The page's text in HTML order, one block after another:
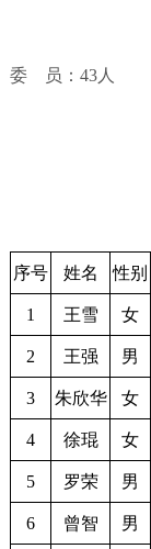
委 员：43 人
序号 姓名 性别
1 王雪 女
2 王强 男
3 朱欣华 女
4 徐琨 女
5 罗荣 男
6 曾智 男